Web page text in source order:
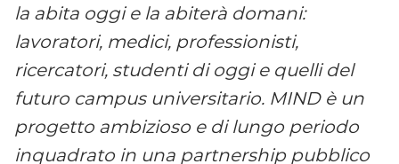
la abita oggi e la abiterà domani:
lavoratori, medici, professionisti,
ricercatori, studenti di oggi e quelli del
futuro campus universitario. MIND è un
progetto ambizioso e di lungo periodo
inquadrato in una partnership pubblico